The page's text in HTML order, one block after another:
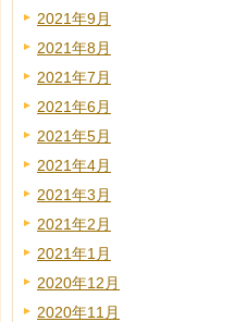
2021年9月
2021年8月
2021年7月
2021年6月
2021年5月
2021年4月
2021年3月
2021年2月
2021年1月
2020年12月
2020年11月